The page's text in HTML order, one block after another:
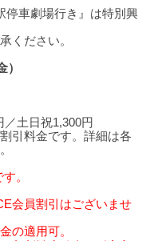
停車劇場行き』は特別興
ください。
）
土日祝1,300円
引料金です。詳細は各
。
会員割引はございませ
の適用可。